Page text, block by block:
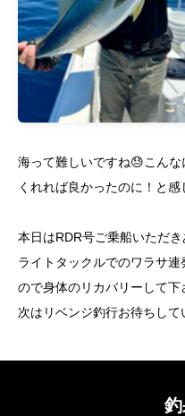
海って難しいですね😓こん
くれれば良かったのに！と感
本日はRDR号ご乗船いただ
ライトタックルでのワラサ
ので身体のリカバリーして下
次はリベンジ釣行お待ちして